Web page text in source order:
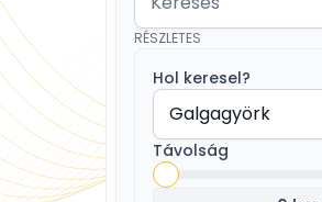
RÉSZLETES
Hol keresel?
Távolság